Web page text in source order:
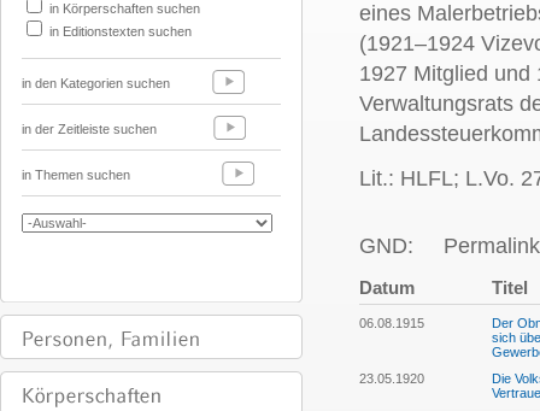
in Körperschaften suchen
in Editionstexten suchen
in den Kategorien suchen
in der Zeitleiste suchen
in Themen suchen
eines
(1921–1924
1927 Mitglied und
Verwaltungsrats
Lit.: HLFL; L.Vo.
GND:
Datum Titel
06.08.1915
Der
sich
23.05.1920
Die